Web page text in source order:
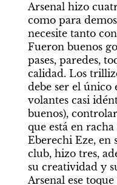
Arsenal hizo
como para
necesite tanto
Fueron buenos
pases, paredes,
calidad. Los
debe ser el único
volantes casi
buenos),
que está en
Eberechi Eze,
club, hizo tres,
su creatividad y
Arsenal ese